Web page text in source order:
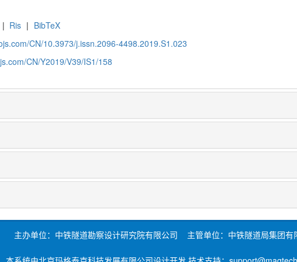
| Ris | BibTeX
CN/10.3973/j.issn.2096-4498.2019.S1.023
CN/Y2019/V39/IS1/158
主办单位：中铁隧道勘察设计研究院有限公司 主管单位：中铁隧道局集团有